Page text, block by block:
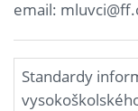
email:
Standardy